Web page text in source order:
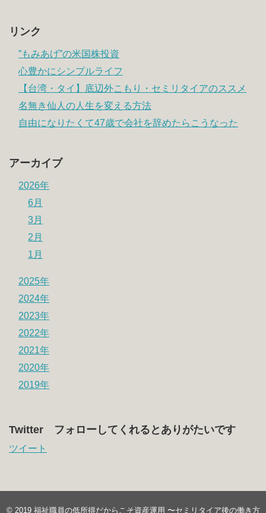
リンク
”もみあげ”の米国株投資
心豊かにシンプルライフ
【台湾・タイ】底辺外こもり・セミリタイアのススメ
名無き仙人の人生を変える方法
自由になりたくて47歳で会社を辞めたらこうなった
アーカイブ
2026年
6月
3月
2月
1月
2025年
2024年
2023年
2022年
2021年
2020年
2019年
Twitter フォローしてくれるとありがたいです
ツイート
© 2019 福祉職員の低所得だからこそ資産運用 〜セミリタイア後の働き方